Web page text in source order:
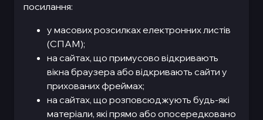
посилання:
у масових розсилках електронних листів
(СПАМ);
на сайтах, що примусово відкривають
вікна браузера або відкривають сайти у
прихованих фреймах;
на сайтах, що розповсюджують будь-які
матеріали, які прямо або опосередковано